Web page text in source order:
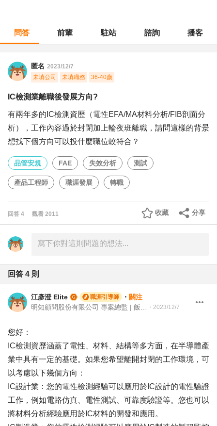
問答 前輩 駐站 諮詢 播客
匿名 2023/12/7
未填公司
未填職務 36-40歲
IC檢測業離職後發展方向?
有兩年多的IC檢測資歷（電性EFA/MA材料分析/FIB剖面分
析），工作內容過於封閉加上輪夜班離職，請問這樣的背景
想找下個方向可以投什麼職位較符合？
品管安規 FAE 失效分析 測試
產品工程師 職涯發展 轉職
回答 4 觀看 2011 分享
收藏
回答 4 則
江彥澄 Elite 職涯引導師 ・ 關注
・ 2023/12/7
您好：
IC檢測資歷涵蓋了電性、材料、結構等多方面，在半導體產
業中具有一定的基礎。如果您希望離開封閉的工作環境，可
以考慮以下幾個方向：
IC設計業：您的電性檢測經驗可以應用於IC設計的電性驗證
工作，例如電路仿真、電性測試、可靠度驗證等。您也可以
將材料分析經驗應用於IC材料的開發和應用。